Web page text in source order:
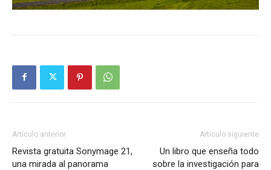
Artículo anterior
Revista gratuita Sonymage 21,
una mirada al panorama
Artículo siguiente
Un libro que enseña todo
sobre la investigación para